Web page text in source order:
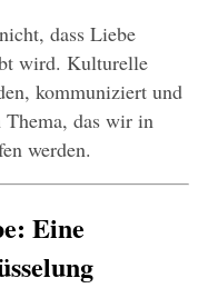
dass Liebe
wird. Kulturelle
kommuniziert und
das wir in
werden.
Eine